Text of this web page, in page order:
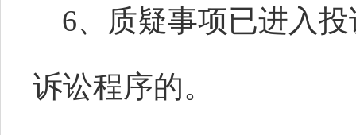
6、质疑事项已进入
诉讼程序的。